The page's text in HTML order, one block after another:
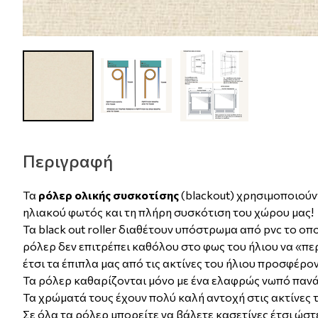
Περιγραφή
Τα ρόλερ ολικής συσκοτίσης(blackout)
ηλιακού φωτός και τη πλήρη συσκότιση του χώρου μας!
Τα black out roller διαθέτουν υπόστρωμα από pvc το
ρόλερ δεν επιτρέπει καθόλου στο φως του ήλιου να
έτσι τα έπιπλα μας από τις ακτίνες του ήλιου
Τα ρόλερ καθαρίζονται μόνο με ένα ελαφρώς νωπό
Τα χρώματά τους έχουν πολύ καλή αντοχή στις ακτίνες
Σε όλα τα ρόλερ μπορείτε να βάλετε κασετίνες έτσι